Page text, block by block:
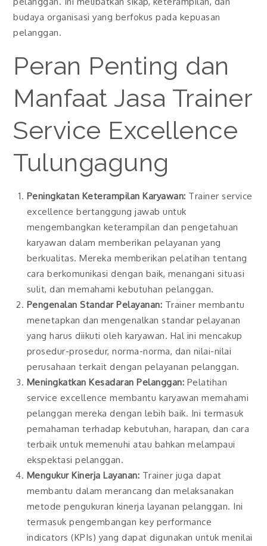
budaya organisasi yang berfokus pada kepuasan
pelanggan.
Peran Penting dan
Manfaat Jasa Trainer
Service Excellence
Tulungagung
Peningkatan Keterampilan Karyawan: Trainer service
excellence bertanggung jawab untuk
mengembangkan keterampilan dan pengetahuan
karyawan dalam memberikan pelayanan yang
berkualitas. Mereka memberikan pelatihan tentang
cara berkomunikasi dengan baik, menangani situasi
sulit, dan memahami kebutuhan pelanggan.
Pengenalan Standar Pelayanan: Trainer membantu
menetapkan dan mengenalkan standar pelayanan
yang harus diikuti oleh karyawan. Hal ini mencakup
prosedur-prosedur, norma-norma, dan nilai-nilai
perusahaan terkait dengan pelayanan pelanggan.
Meningkatkan Kesadaran Pelanggan: Pelatihan
service excellence membantu karyawan memahami
pelanggan mereka dengan lebih baik. Ini termasuk
pemahaman terhadap kebutuhan, harapan, dan cara
terbaik untuk memenuhi atau bahkan melampaui
ekspektasi pelanggan.
Mengukur Kinerja Layanan: Trainer juga dapat
membantu dalam merancang dan melaksanakan
metode pengukuran kinerja layanan pelanggan. Ini
termasuk pengembangan key performance
indicators (KPIs) yang dapat digunakan untuk menilai